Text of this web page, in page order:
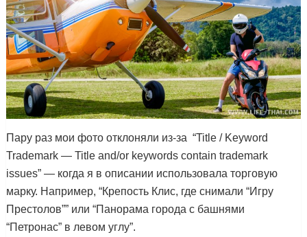
Пару раз мои фото отклоняли из-за “Title / Keyword
Trademark — Title and/or keywords contain trademark
issues” — когда я в описании использовала торговую
марку. Например, “Крепость Клис, где снимали “Игру
Престолов”” или “Панорама города с башнями
“Петронас” в левом углу”.